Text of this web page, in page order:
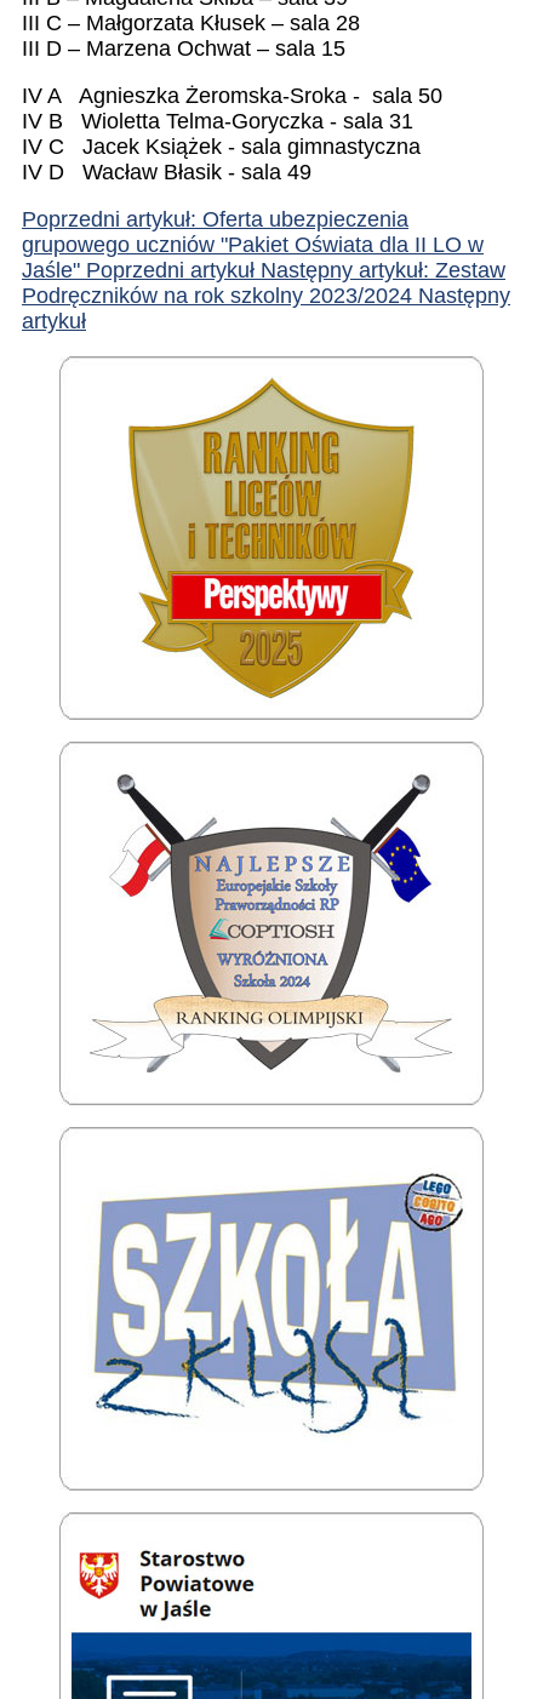
III C – Małgorzata Kłusek – sala 28
III D – Marzena Ochwat – sala 15
IV A Agnieszka Żeromska-Sroka - sala 50
IV B Wioletta Telma-Goryczka - sala 31
IV C Jacek Książek - sala gimnastyczna
IV D Wacław Błasik - sala 49
Poprzedni artykuł: Oferta ubezpieczenia
grupowego uczniów "Pakiet Oświata dla II LO w
Jaśle" Poprzedni artykuł Następny artykuł: Zestaw
Podręczników na rok szkolny 2023/2024 Następny
artykuł